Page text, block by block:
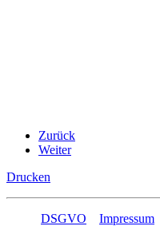
Zurück
Weiter
Drucken
DSGVO Impressum